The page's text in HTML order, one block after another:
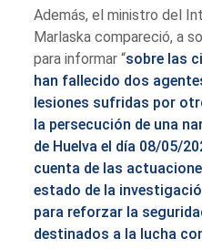
Además, el ministro del
Marlaska compareció, a
para informar “sobre las
han fallecido dos
lesiones sufridas por
la persecución de una
de Huelva el día 08/05/
cuenta de las
estado de la
para reforzar la
destinados a la lucha